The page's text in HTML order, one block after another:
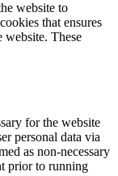
website to
that ensures
website. These
for the website
personal data via
as non-necessary
prior to running